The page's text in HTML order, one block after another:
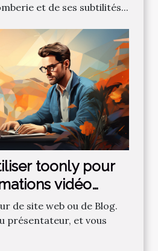
et de ses subtilités...
toonly pour
vidéo
?
de site web ou de Blog.
présentateur, et vous